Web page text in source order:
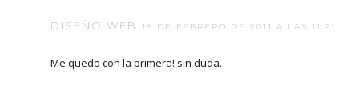
DISEÑO WEB 18 DE FEBRERO DE 2011 A LAS 11:21
Me quedo con la primera! sin duda.